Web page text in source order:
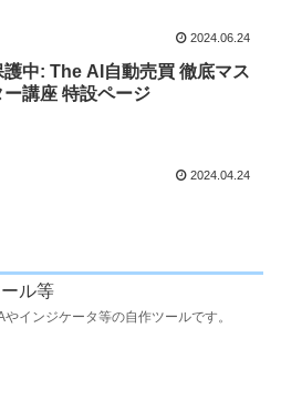
2024.06.24
護中: The AI自動売買 徹底マス
ー講座 特設ページ
2024.04.24
ル等
やインジケータ等の自作ツールです。